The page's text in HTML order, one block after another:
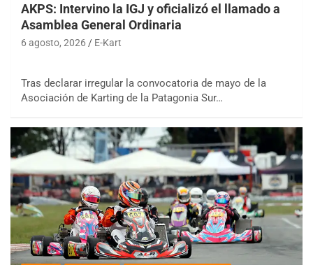
AKPS: Intervino la IGJ y oficializó el llamado a
Asamblea General Ordinaria
6 agosto, 2026 E-Kart
Tras declarar irregular la convocatoria de mayo de la
Asociación de Karting de la Patagonia Sur…